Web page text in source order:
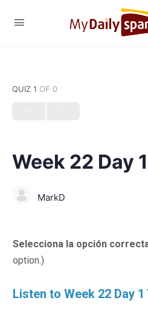
QUIZ 1 OF 0
Week 22 Day
MarkD
Selecciona la opción
option.)
Listen to Week 22 Day